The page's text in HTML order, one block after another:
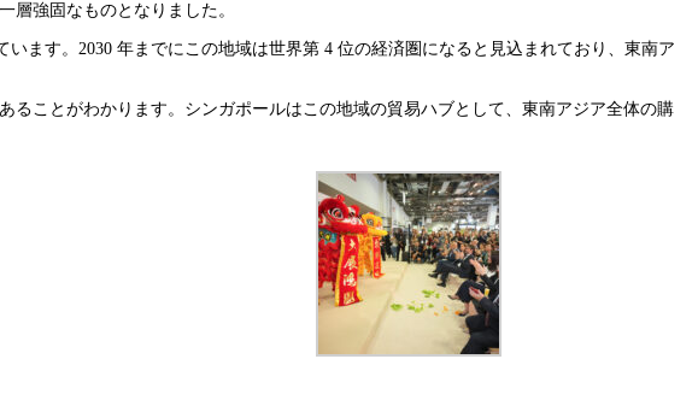
層強固なものとなりました。
ます。2030 年までにこの地域は世界第 4 位の経済圏になると見込まれており、東南ア
ことがわかります。シンガポールはこの地域の貿易ハブとして、東南アジア全体の購